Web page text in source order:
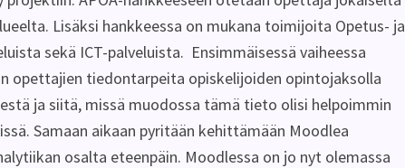
Lisäksi hankkeessa on mukana toimijoita Opetus- ja
sekä ICT-palveluista. Ensimmäisessä vaiheessa
opettajien tiedontarpeita opiskelijoiden opintojaksolla
ja siitä, missä muodossa tämä tieto olisi helpoimmin
Samaan aikaan pyritään kehittämään Moodlea
osalta eteenpäin. Moodlessa on jo nyt olemassa